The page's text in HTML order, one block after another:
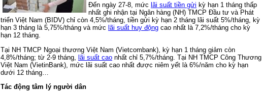
Đến ngày 27-8, mức lãi suất tiền gửi kỳ hạn 1 tháng thấp
nhất ghi nhận tại Ngân hàng (NH) TMCP Đầu tư và Phát
triển Việt Nam (BIDV) chỉ còn 4,5%/tháng, tiền gửi kỳ hạn 2 tháng lãi suất 5%/tháng, kỳ
hạn 3 tháng là 5,75%/tháng và mức lãi suất huy động cao nhất là 7,2%/tháng cho kỳ
hạn 12 tháng.
Tại NH TMCP Ngoại thương Việt Nam (Vietcombank), kỳ hạn 1 tháng giảm còn
4,8%/tháng; từ 2-9 tháng, lãi suất cao nhất chỉ 5,7%/tháng. Tại NH TMCP Công Thương
Việt Nam (VietinBank), mức lãi suất cao nhất được niêm yết là 6%/năm cho kỳ hạn
dưới 12 tháng…
Tác động tâm lý người dân